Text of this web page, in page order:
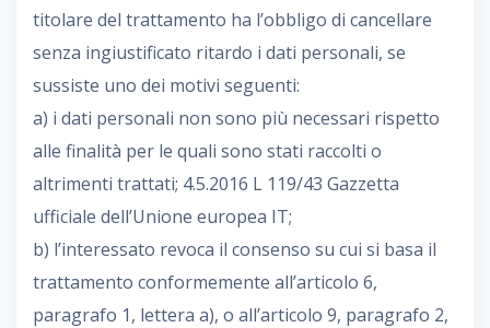
titolare del trattamento ha l’obbligo di cancellare
senza ingiustificato ritardo i dati personali, se
sussiste uno dei motivi seguenti:
a) i dati personali non sono più necessari rispetto
alle finalità per le quali sono stati raccolti o
altrimenti trattati; 4.5.2016 L 119/43 Gazzetta
ufficiale dell’Unione europea IT;
b) l’interessato revoca il consenso su cui si basa il
trattamento conformemente all’articolo 6,
paragrafo 1, lettera a), o all’articolo 9, paragrafo 2,